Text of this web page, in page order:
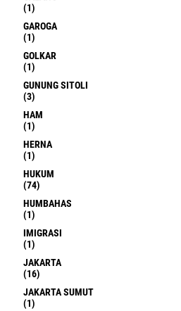
(1)
GAROGA
(1)
GOLKAR
(1)
GUNUNG SITOLI
(3)
HAM
(1)
HERNA
(1)
HUKUM
(74)
HUMBAHAS
(1)
IMIGRASI
(1)
JAKARTA
(16)
JAKARTA SUMUT
(1)